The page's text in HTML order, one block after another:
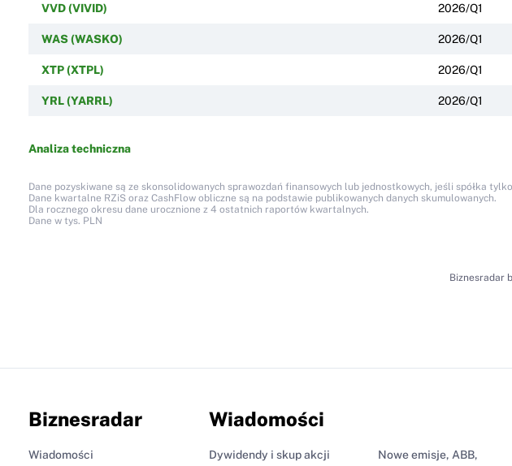
VVD (VIVID) 2026/Q1
WAS (WASKO) 2026/Q1
XTP (XTPL) 2026/Q1
YRL (YARRL) 2026/Q1
Analiza techniczna
Dane pozyskiwane są ze skonsolidowanych sprawozdań finansowych lub jednostkowych, jeśli spółka
Dane kwartalne RZiS oraz CashFlow obliczne są na podstawie publikowanych danych skumulowanych.
Dla rocznego okresu dane urocznione z 4 ostatnich raportów kwartalnych.
Dane w tys. PLN
Biznesradar
Biznesradar
Wiadomości
Wiadomości
Dywidendy i skup akcji
Nowe emisje, ABB,